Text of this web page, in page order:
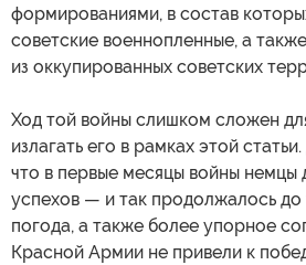
формированиями, в состав
советские военнопленные, а
из оккупированных советских
Ход той войны слишком сложен
излагать его в рамках этой
что в первые месяцы войны немцы
успехов — и так продолжалось до
погода, а также более упорное
Красной Армии не привели к